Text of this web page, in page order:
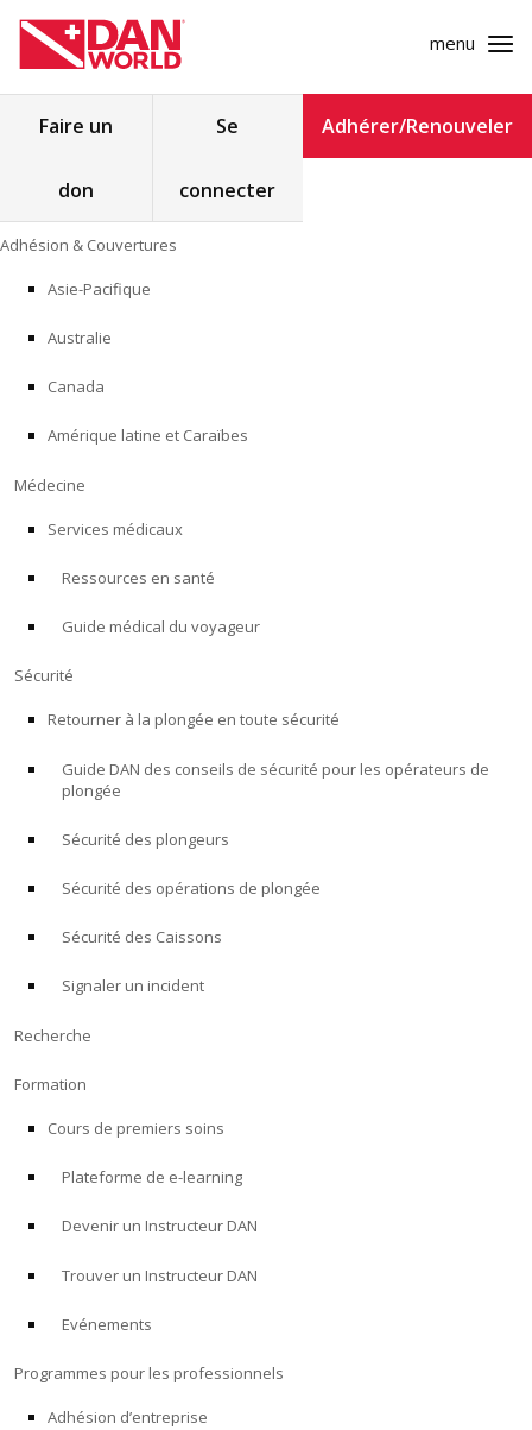
Skip
to
content
menu
Alert Diver
Blog
ADHÉSION & COUVERTURES
RECHERCHE
FORMATION
PROGRAMMES POUR LES PROFESSIONNELS
À PROPOS
Faire un
don
Se
connecter
Adhérer/Renouveler
Adhésion & Couvertures
Asie-Pacifique
Australie
Canada
Amérique latine et Caraïbes
Médecine
Services médicaux
Ressources en santé
Guide médical du voyageur
Sécurité
Retourner à la plongée en toute sécurité
Guide DAN des conseils de sécurité pour les opérateurs de
plongée
Sécurité des plongeurs
Sécurité des opérations de plongée
Sécurité des Caissons
Signaler un incident
Recherche
Formation
Cours de premiers soins
Plateforme de e-learning
Devenir un Instructeur DAN
Trouver un Instructeur DAN
Evénements
Programmes pour les professionnels
Adhésion d’entreprise